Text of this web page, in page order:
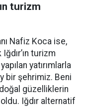
turizm
Nafiz Koca ise,
turizm
yatırımlarla
bir şehrimiz. Beni
güzelliklerin
Iğdır alternatif